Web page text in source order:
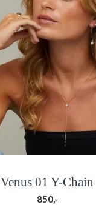
Venus 01 Y-Chain
850,-